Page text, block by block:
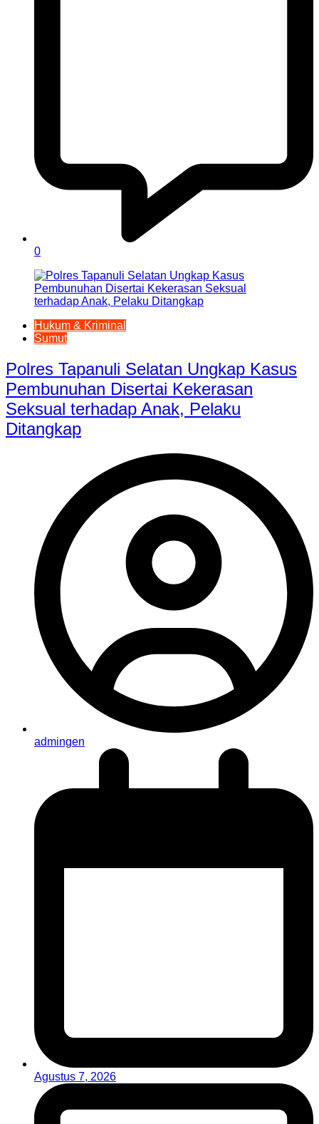
0
Hukum & Kriminal
Sumut
Polres Tapanuli Selatan Ungkap Kasus
Pembunuhan Disertai Kekerasan
Seksual terhadap Anak, Pelaku
Ditangkap
admingen
Agustus 7, 2026